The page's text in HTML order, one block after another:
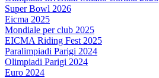
Super Bowl 2026
Eicma 2025
Mondiale per club 2025
EICMA Riding Fest 2025
Paralimpiadi Parigi 2024
Olimpiadi Parigi 2024
Euro 2024